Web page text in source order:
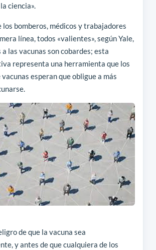
ciencia».
los bomberos, médicos y trabajadores
línea, todos «valientes», según Yale,
las vacunas son cobardes; esta
representa una herramienta que los
esperan que obligue a más
de que la vacuna sea
y antes de que cualquiera de los